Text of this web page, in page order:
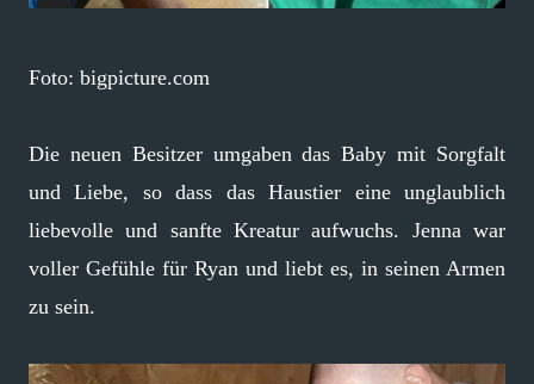
Foto: bigpicture.com
Die neuen Besitzer umgaben das Baby mit Sorgfalt
und Liebe, so dass das Haustier eine unglaublich
liebevolle und sanfte Kreatur aufwuchs. Jenna war
voller Gefühle für Ryan und liebt es, in seinen Armen
zu sein.